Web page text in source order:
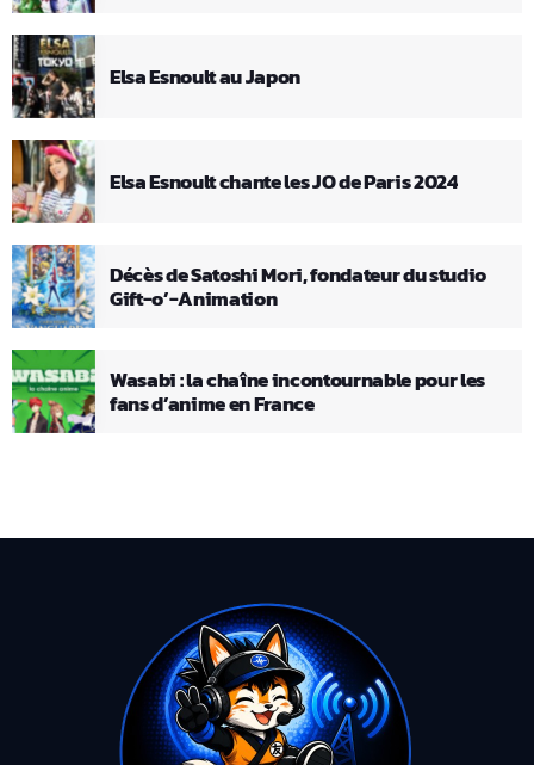
Elsa Esnoult au Japon
Elsa Esnoult chante les JO de Paris 2024
Décès de Satoshi Mori, fondateur du studio
Gift-o’-Animation
Wasabi : la chaîne incontournable pour les
fans d’anime en France